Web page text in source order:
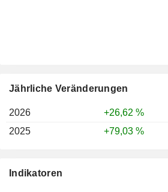
Indikatoren
Jährliche Veränderungen
2026
+26,62 %
2025
+79,03 %